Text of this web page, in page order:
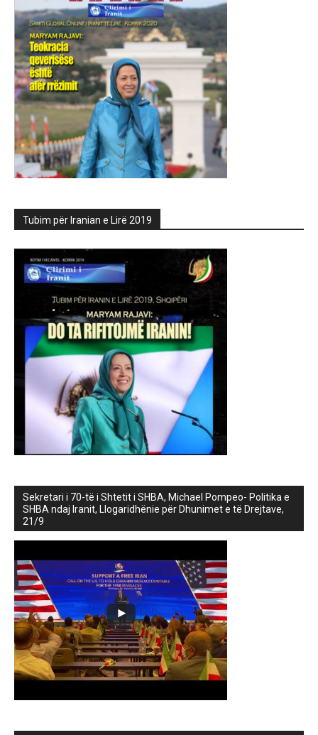
Tubim për Iranian e Lirë 2019
Sekretari i 70-të i Shtetit i SHBA, Michael Pompeo- Politika e
SHBA ndaj Iranit, Llogaridhënie për Dhunimet e të Drejtave,
21/9